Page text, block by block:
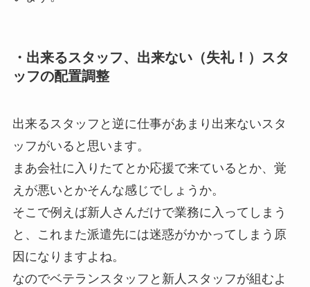
・出来るスタッフ、出来ない（失礼！）スタ
ッフの配置調整
出来るスタッフと逆に仕事があまり出来ないスタ
ッフがいると思います。
まあ会社に入りたてとか応援で来ているとか、覚
えが悪いとかそんな感じでしょうか。
そこで例えば新人さんだけで業務に入ってしまう
と、これまた派遣先には迷惑がかかってしまう原
因になりますよね。
なのでベテランスタッフと新人スタッフが組むよ